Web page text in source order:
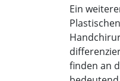
Ein
finden an